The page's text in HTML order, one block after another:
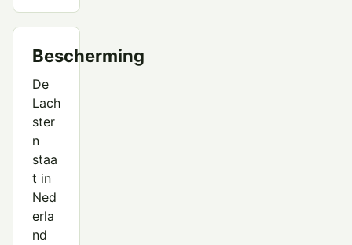
Bescherming
De
Lach
ster
n
staa
t in
Ned
erla
nd